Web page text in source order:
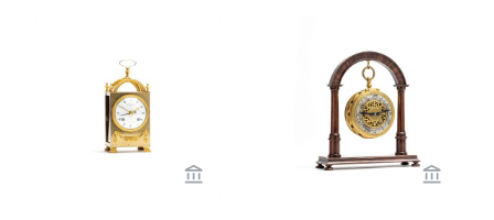
Voir la page vendeur de Toebosch
Voir la